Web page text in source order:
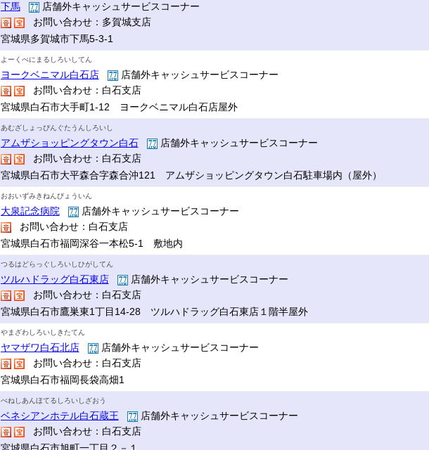
下馬
店舗外キャッシュサービスコーナー
お問い合わせ：多賀城支店
宮城県多賀城市下馬5-3-1
よーくべにまるしろいしてん
ヨークベニマル白石店
店舗外キャッシュサービスコーナー
お問い合わせ：白石支店
宮城県白石市大手町1-12 ヨークベニマル白石店屋外
あむざしょっぴんぐたうんしろいし
アムザショッピングタウン白石
店舗外キャッシュサービスコーナー
お問い合わせ：白石支店
宮城県白石市大平森合字森合沖121 アムザショッピングタウン白石駐車場内（屋外）
おおいずみきねんびょういん
大泉記念病院
店舗外キャッシュサービスコーナー
お問い合わせ：白石支店
宮城県白石市福岡深谷一本松5-1 敷地内
つるはどらっぐしろいしひがしてん
ツルハドラッグ白石東店
店舗外キャッシュサービスコーナー
お問い合わせ：白石支店
宮城県白石市鷹巣東1丁目14-28 ツルハドラッグ白石東店１階半屋外
やまざわしろいしきたてん
ヤマザワ白石北店
店舗外キャッシュサービスコーナー
お問い合わせ：白石支店
宮城県白石市福岡長袋高畑1
べねしあんほてるしろいしざおう
ベネシアンホテル白石蔵王
店舗外キャッシュサービスコーナー
お問い合わせ：白石支店